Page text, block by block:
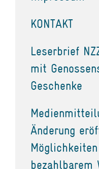
KONTAKT
Leserbrief
mit
Geschenke
Änderung
bezahlbarem